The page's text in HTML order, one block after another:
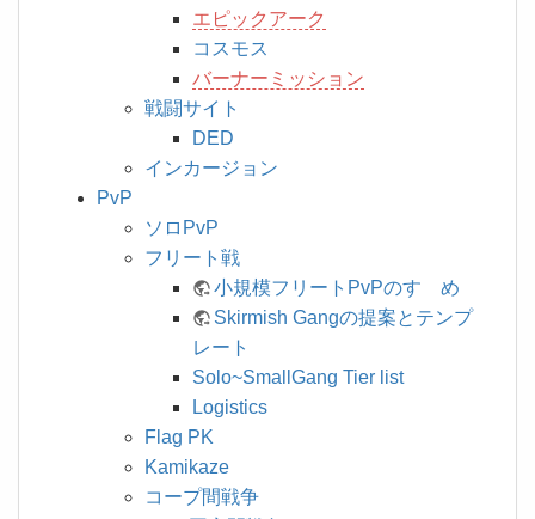
エピックアーク
コスモス
バーナーミッション
戦闘サイト
DED
インカージョン
PvP
ソロPvP
フリート戦
小規模フリートPvPのすゝめ
Skirmish Gangの提案とテンプ
レート
Solo~SmallGang Tier list
Logistics
Flag PK
Kamikaze
コープ間戦争